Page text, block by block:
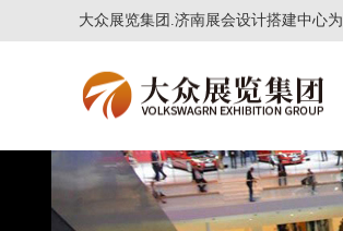
大众展览集团.济南展会设计搭建中心